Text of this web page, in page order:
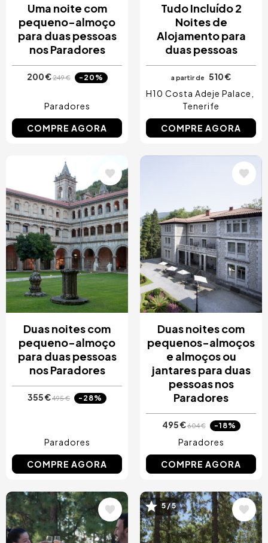
Uma noite com
pequeno-almoço
para duas pessoas
nos Paradores
200 €249 € -20%
Paradores
COMPRE AGORA
Tudo Incluído 2
Noites de
Alojamento para
duas pessoas
a partir de
510 €
H10 Costa Adeje Palace
Tenerife
COMPRE AGORA
Imagem
Duas noites com
pequeno-almoço
para duas pessoas
nos Paradores
355 €495 € -28%
Paradores
COMPRE AGORA
Duas noites com
pequenos-almoços
e almoços ou
jantares para duas
pessoas nos
Paradores
495 €604 € -18%
Paradores
COMPRE AGORA
Imagem Imagem
5 / 5